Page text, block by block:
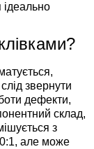
звернути
дефекти,
склад,
з
але може